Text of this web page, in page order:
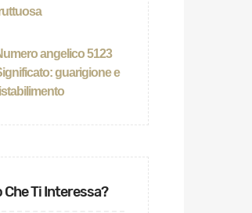
angelico 5123
guarigione e
Ti Interessa?